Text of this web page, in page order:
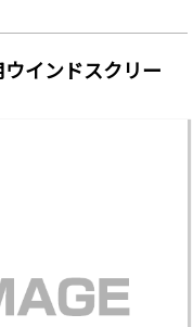
インドスクリー